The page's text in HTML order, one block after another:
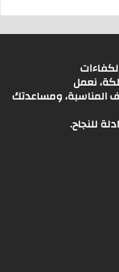
نعمل
المناسبة، ومساعدتك
للنجاح.